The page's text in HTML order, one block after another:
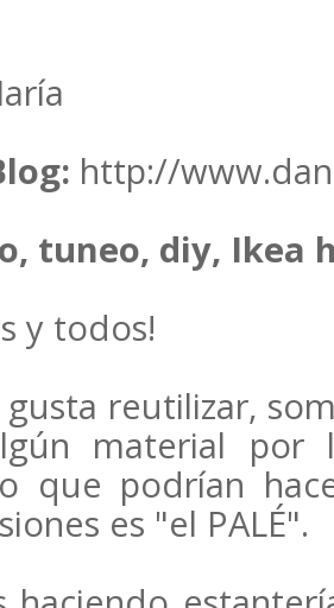
http://
tuneo, diy, Ikea
y todos!
gusta reutilizar,
material por
que podrían
es "el PALÉ".